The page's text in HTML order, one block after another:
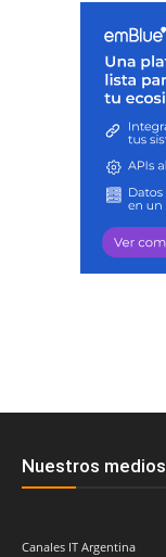
Nuestros medios
Canales IT Argentina